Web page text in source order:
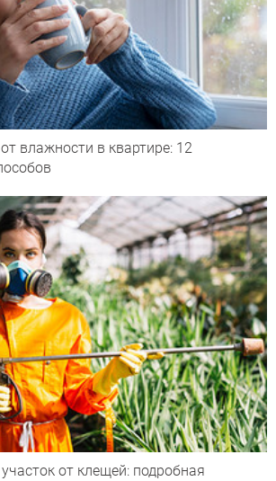
влажности в квартире: 12
от клещей: подробная